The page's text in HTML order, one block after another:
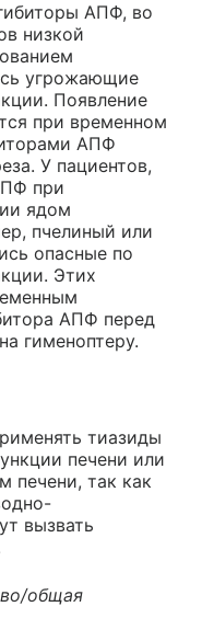
АПФ, во
низкой
угрожающие
Появление
при временном
АПФ
У пациентов,
при
ядом
пчелиный или
опасные по
Этих
АПФ перед
гименоптеру.
тиазиды
печени или
печени, так как
вызвать
общая